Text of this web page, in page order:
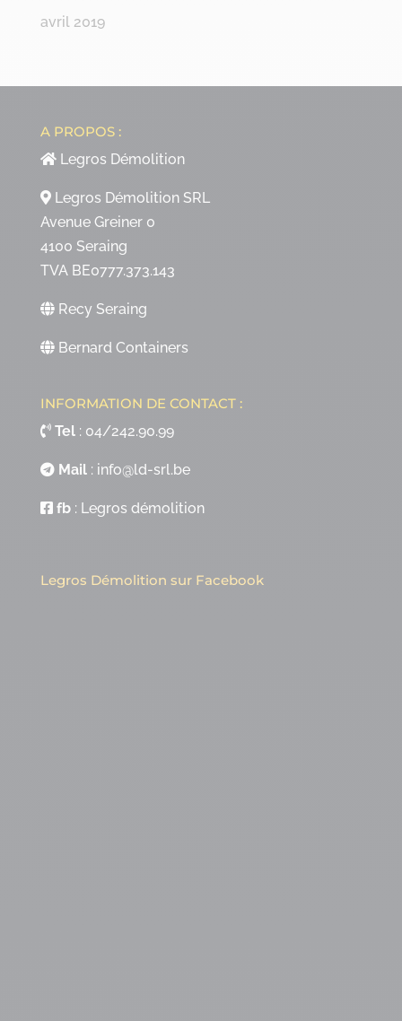
avril 2019
A PROPOS :
Legros Démolition
Legros Démolition SRL
Avenue Greiner 0
4100 Seraing
TVA BE0777.373.143
Recy Seraing
Bernard Containers
INFORMATION DE CONTACT :
Tel: 04/242.90.99
Mail: info@ld-srl.be
fb: Legros démolition
Legros Démolition sur Facebook